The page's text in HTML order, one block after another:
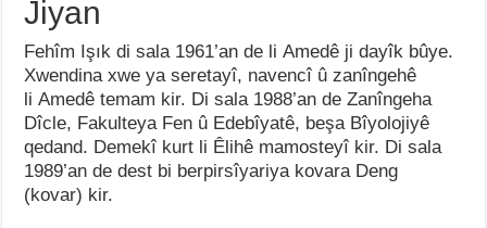
Jiyan
Fehîm Işık di sala 1961’an de li Amedê ji dayîk bûye.
Xwendina xwe ya seretayî, navencî û zanîngehê
li Amedê temam kir. Di sala 1988’an de Zanîngeha
Dîcle, Fakulteya Fen û Edebîyatê, beşa Bîyolojiyê
qedand. Demekî kurt li Êlihê mamosteyî kir. Di sala
1989’an de dest bi berpirsîyariya kovara Deng
(kovar) kir.